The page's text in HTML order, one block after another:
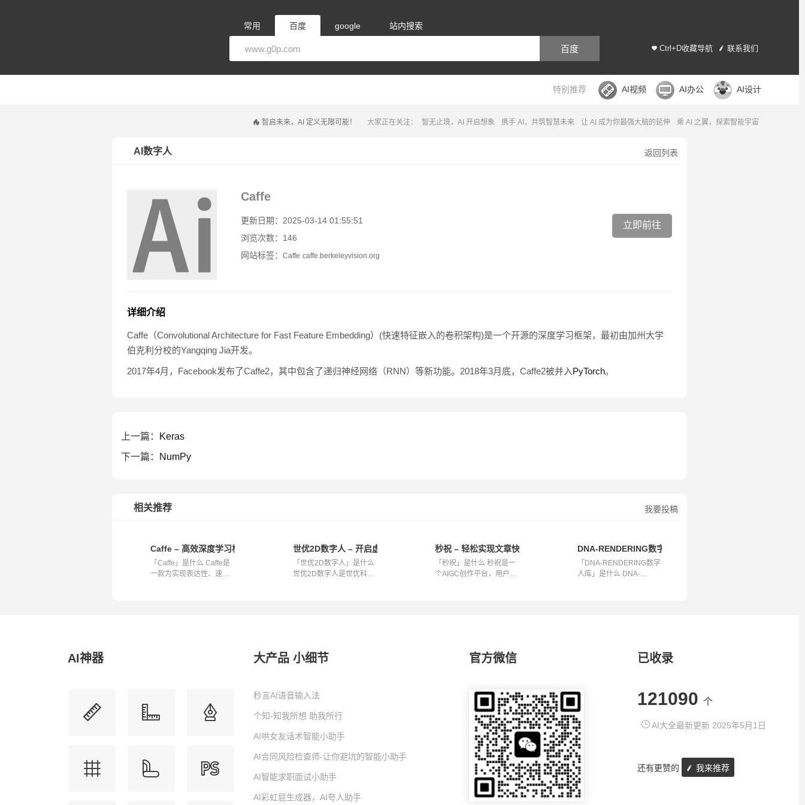
常用 百度 google 站内搜索
Ctrl+D收藏导航 联系我们
百度
特别推荐 AI视频 AI办公 AI设计
大家正在关注： 智无止境，AI 开启想象 携手 AI，共筑智慧未来 让 AI 成为你最强大脑的延伸 乘 AI 之翼，探索智能宇宙
智启未来，AI 定义无限可能！
返回列表
AI数字人
Caffe
更新日期：2025-03-14 01:55:51
浏览次数：146
网站标签： Caffe caffe.berkeleyvision.org
立即前往
详细介绍
Caffe（Convolutional Architecture for Fast Feature Embedding）(快速特征嵌入的卷积架构)是一个开源的深度学习框架，最初由加州大学
伯克利分校的Yangqing Jia开发。
2017年4月，Facebook发布了Caffe2，其中包含了递归神经网络（RNN）等新功能。2018年3月底，Caffe2被并入PyTorch。
上一篇：
Keras
下一篇：
NumPy
我要投稿
相关推荐
Caffe – 高效深度学习框架
「Caffe」是什么 Caffe是
一款为实现表达性、速度
世优2D数字人 – 开启虚拟新体验
「世优2D数字人」是什么
世优2D数字人是世优科技
秒祝 – 轻松实现文章快速转视频
「秒祝」是什么 秒祝是一
个AIGC创作平台，用户在
DNA-RENDERING数字人库 – 高保真大规模数字人资源
「DNA-RENDERING数字
人库」是什么 DNA-
AI神器 大产品 小细节
秒言AI语音输入法
个知-知我所想 助我所行
AI哄女友话术智能小助手
AI合同风险检查师-让你避坑的智能小助手
AI智能求职面试小助手
AI彩虹屁生成器，AI夸人助手
官方微信 已收录
121090 个
AI大全最新更新 2025年5月1日
还有更赞的 我来推荐